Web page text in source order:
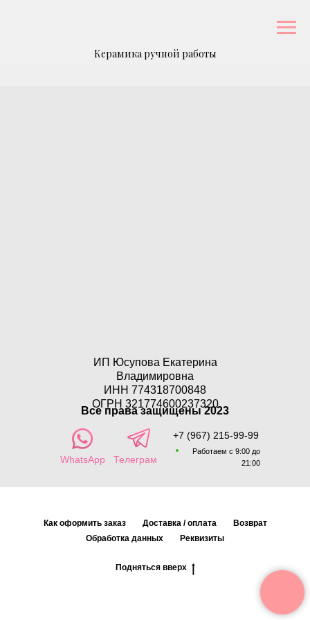
Керамика ручной работы
+7 (967) 215-99-99
Работаем с 9:00 до
21:00
ИП Юсупова Екатерина
Владимировна
ИНН 774318700848
ОГРН 321774600237320
WhatsApp Телеграм
Все права защищены 2023
Как оформить заказ Доставка / оплата
Возврат
Обработка данных
Реквизиты
Подняться вверх